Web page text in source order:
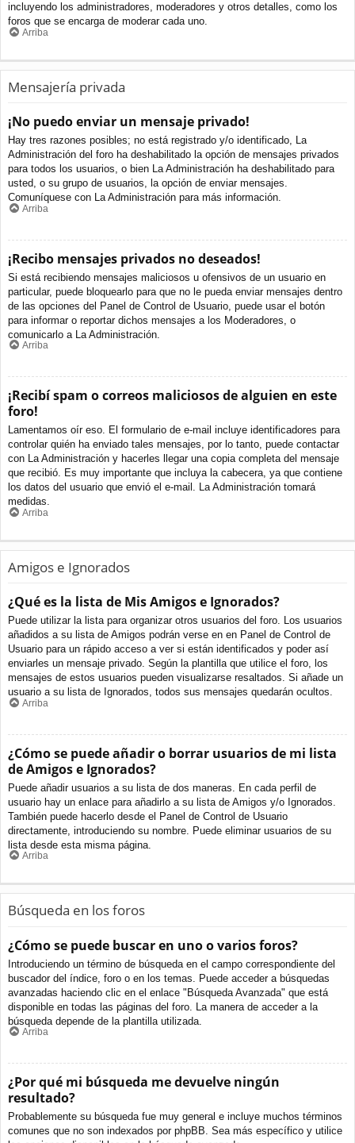
incluyendo los administradores, moderadores y otros detalles, como los
foros que se encarga de moderar cada uno.
Arriba
Mensajería privada
¡No puedo enviar un mensaje privado!
Hay tres razones posibles; no está registrado y/o identificado, La
Administración del foro ha deshabilitado la opción de mensajes privados
para todos los usuarios, o bien La Administración ha deshabilitado para
usted, o su grupo de usuarios, la opción de enviar mensajes.
Comuníquese con La Administración para más información.
Arriba
¡Recibo mensajes privados no deseados!
Si está recibiendo mensajes maliciosos u ofensivos de un usuario en
particular, puede bloquearlo para que no le pueda enviar mensajes dentro
de las opciones del Panel de Control de Usuario, puede usar el botón
para informar o reportar dichos mensajes a los Moderadores, o
comunicarlo a La Administración.
Arriba
¡Recibí spam o correos maliciosos de alguien en este
foro!
Lamentamos oír eso. El formulario de e-mail incluye identificadores para
controlar quién ha enviado tales mensajes, por lo tanto, puede contactar
con La Administración y hacerles llegar una copia completa del mensaje
que recibió. Es muy importante que incluya la cabecera, ya que contiene
los datos del usuario que envió el e-mail. La Administración tomará
medidas.
Arriba
Amigos e Ignorados
¿Qué es la lista de Mis Amigos e Ignorados?
Puede utilizar la lista para organizar otros usuarios del foro. Los usuarios
añadidos a su lista de Amigos podrán verse en en Panel de Control de
Usuario para un rápido acceso a ver si están identificados y poder así
enviarles un mensaje privado. Según la plantilla que utilice el foro, los
mensajes de estos usuarios pueden visualizarse resaltados. Si añade un
usuario a su lista de Ignorados, todos sus mensajes quedarán ocultos.
Arriba
¿Cómo se puede añadir o borrar usuarios de mi lista
de Amigos e Ignorados?
Puede añadir usuarios a su lista de dos maneras. En cada perfil de
usuario hay un enlace para añadirlo a su lista de Amigos y/o Ignorados.
También puede hacerlo desde el Panel de Control de Usuario
directamente, introduciendo su nombre. Puede eliminar usuarios de su
lista desde esta misma página.
Arriba
Búsqueda en los foros
¿Cómo se puede buscar en uno o varios foros?
Introduciendo un término de búsqueda en el campo correspondiente del
buscador del índice, foro o en los temas. Puede acceder a búsquedas
avanzadas haciendo clic en el enlace "Búsqueda Avanzada" que está
disponible en todas las páginas del foro. La manera de acceder a la
búsqueda depende de la plantilla utilizada.
Arriba
¿Por qué mi búsqueda me devuelve ningún
resultado?
Probablemente su búsqueda fue muy general e incluye muchos términos
comunes que no son indexados por phpBB. Sea más específico y utilice